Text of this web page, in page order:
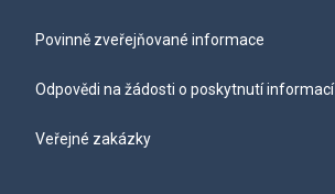
Povinně zveřejňované informace
Odpovědi na žádosti o poskytnutí informací
Veřejné zakázky